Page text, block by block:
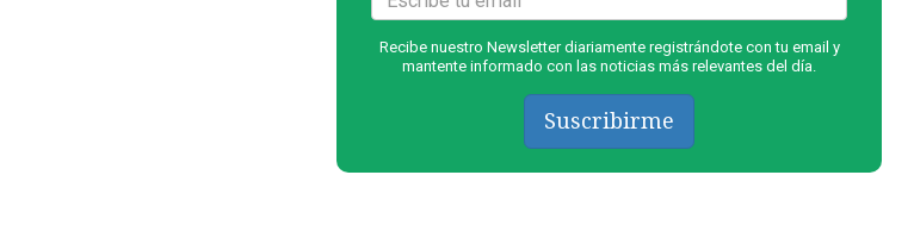
Recibe nuestro Newsletter diariamente registrándote con tu email y
mantente informado con las noticias más relevantes del día.
Suscribirme